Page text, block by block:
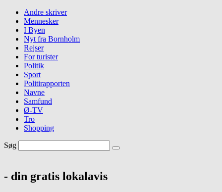
Andre skriver
Mennesker
I Byen
Nyt fra Bornholm
Rejser
For turister
Politik
Sport
Politirapporten
Navne
Samfund
Ø-TV
Tro
Shopping
Søg
- din gratis lokalavis